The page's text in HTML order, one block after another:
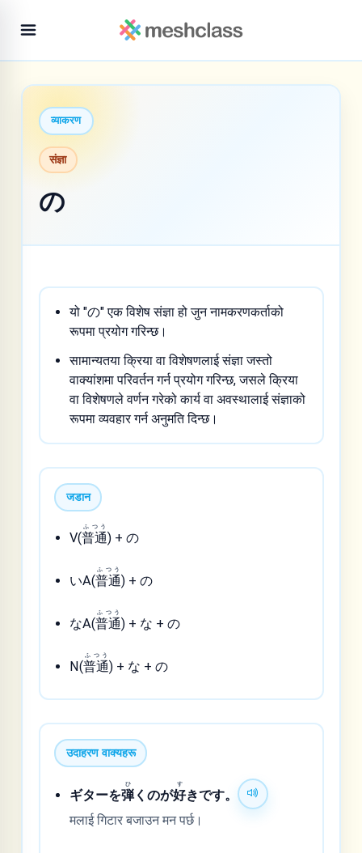
व्याकरण
संज्ञा
の
यो "の" एक विशेष संज्ञा हो जुन नामकरणकर्ताको
रूपमा प्रयोग गरिन्छ।
सामान्यतया क्रिया वा विशेषणलाई संज्ञा जस्तो
वाक्यांशमा परिवर्तन गर्न प्रयोग गरिन्छ, जसले क्रिया
वा विशेषणले वर्णन गरेको कार्य वा अवस्थालाई संज्ञाको
रूपमा व्यवहार गर्न अनुमति दिन्छ।
जडान
V(普通
ふつう
) + の
いA(普通
ふつう
) + の
なA(普通
ふつう
) + な + の
N(普通
ふつう
) + な + の
उदाहरण वाक्यहरू
ギターを弾
ひ
くのが好
す
きです。
मलाई गिटार बजाउन मन पर्छ।